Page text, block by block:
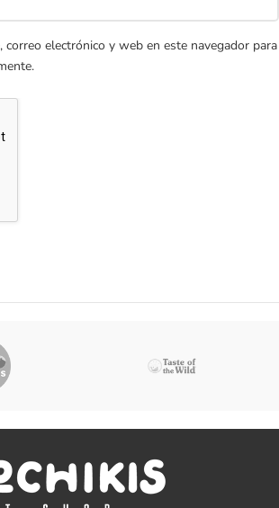
correo electrónico y web en este navegador para